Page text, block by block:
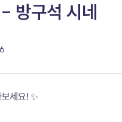
방구석 시네
세요! ✨